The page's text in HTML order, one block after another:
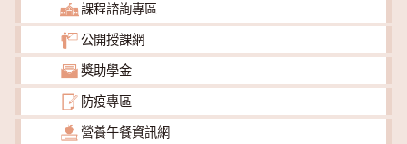
課程諮詢專區
公開授課網
獎助學金
防疫專區
營養午餐資訊網